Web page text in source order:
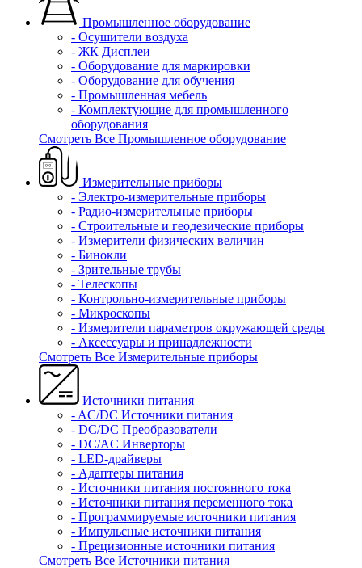
Промышленное оборудование
- Осушители воздуха
- ЖК Дисплеи
- Оборудование для маркировки
- Оборудование для обучения
- Промышленная мебель
- Комплектующие для промышленного
оборудования
Смотреть Все Промышленное оборудование
Измерительные приборы
- Электро-измерительные приборы
- Радио-измерительные приборы
- Строительные и геодезические приборы
- Измерители физических величин
- Бинокли
- Зрительные трубы
- Телескопы
- Контрольно-измерительные приборы
- Микроскопы
- Измерители параметров окружающей среды
- Аксессуары и принадлежности
Смотреть Все Измерительные приборы
Источники питания
- AC/DC Источники питания
- DC/DC Преобразователи
- DC/AC Инверторы
- LED-драйверы
- Адаптеры питания
- Источники питания постоянного тока
- Источники питания переменного тока
- Программируемые источники питания
- Импульсные источники питания
- Прецизионные источники питания
Смотреть Все Источники питания